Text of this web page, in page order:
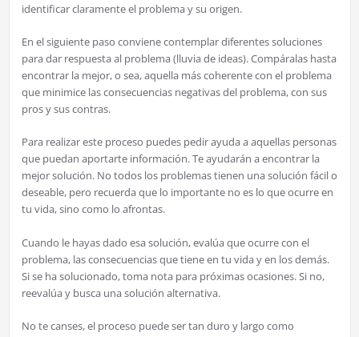
identificar claramente el problema y su origen.
En el siguiente paso conviene contemplar diferentes soluciones
para dar respuesta al problema (lluvia de ideas). Compáralas hasta
encontrar la mejor, o sea, aquella más coherente con el problema
que minimice las consecuencias negativas del problema, con sus
pros y sus contras.
Para realizar este proceso puedes pedir ayuda a aquellas personas
que puedan aportarte información. Te ayudarán a encontrar la
mejor solución. No todos los problemas tienen una solución fácil o
deseable, pero recuerda que lo importante no es lo que ocurre en
tu vida, sino como lo afrontas.
Cuando le hayas dado esa solución, evalúa que ocurre con el
problema, las consecuencias que tiene en tu vida y en los demás.
Si se ha solucionado, toma nota para próximas ocasiones. Si no,
reevalúa y busca una solución alternativa.
No te canses, el proceso puede ser tan duro y largo como